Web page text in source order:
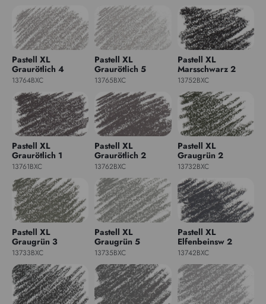
Pastell XL
Graurötlich 4
13764BXC
Pastell XL
Graurötlich 5
13765BXC
Pastell XL
Marsschwarz 2
13752BXC
Pastell XL
Graurötlich 1
13761BXC
Pastell XL
Graurötlich 2
13762BXC
Pastell XL
Graugrün 2
13732BXC
Pastell XL
Graugrün 3
13733BXC
Pastell XL
Graugrün 5
13735BXC
Pastell XL
Elfenbeinsw 2
13742BXC